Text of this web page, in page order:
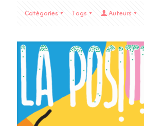
Catégories Tags Auteurs